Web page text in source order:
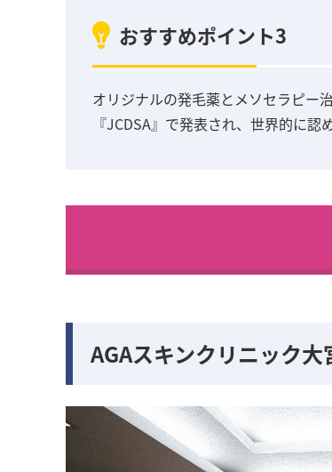
おすすめポイント3
オリジナルの発毛薬とメソセラピー
『JCDSA』で発表され、世界的に認
AGAスキンクリニック